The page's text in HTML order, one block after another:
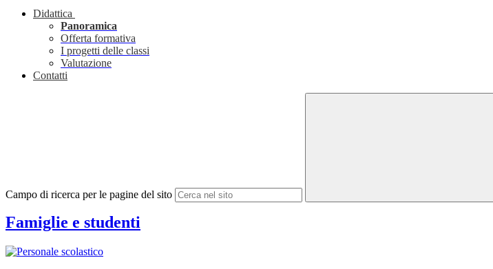
Didattica
Panoramica
Offerta formativa
I progetti delle classi
Valutazione
Contatti
Campo di ricerca per le pagine del sito
Famiglie e studenti